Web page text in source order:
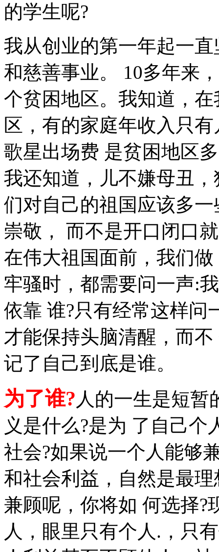
的学生呢?
我从创业的第一年起一
和慈善事业。 10多年来
个贫困地区。我知道，
区，有的家庭年收入只
歌星出场费 是贫困地区
我还知道，儿不嫌母丑
们对自己的祖国应该多
崇敬， 而不是开口闭口
在伟大祖国面前，我们
牢骚时，都需要问一声:
依靠 谁?只有经常这样问
才能保持头脑清醒，而
记了自己到底是谁。
为了谁? 人的一生是短暂
义是什么?是为 了自己个
社会?如果说一个人能够
和社会利益，自然是最
兼顾呢，你将如 何选择?
人，眼里只有个人.，只